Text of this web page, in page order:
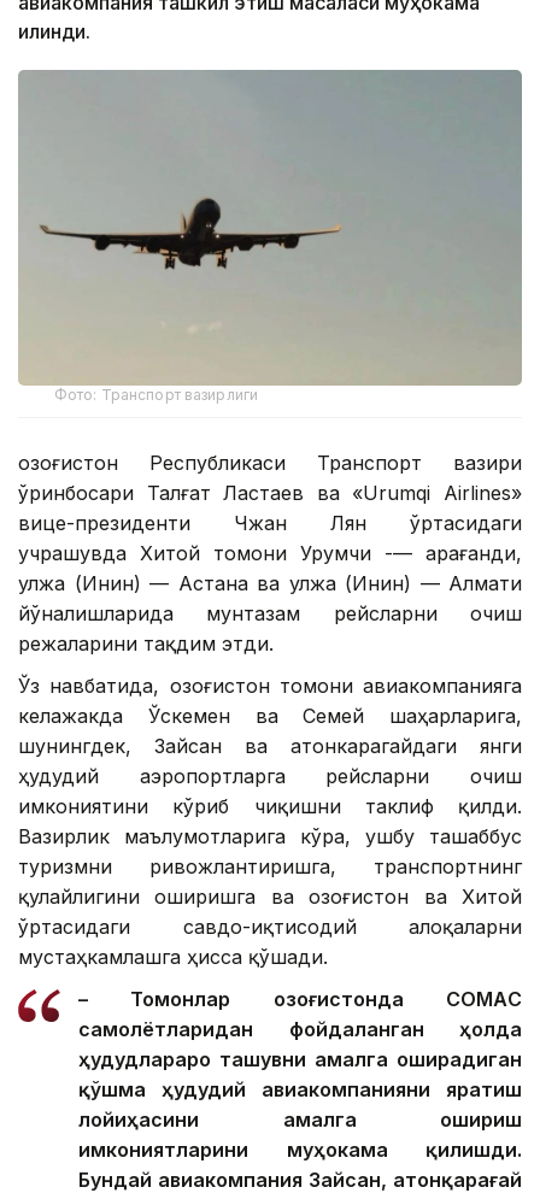
қилинди.
Фото: Транспорт вазирлиги
Қозоғистон Республикаси Транспорт вазири
ўринбосари Талғат Ластаев ва «Urumqi Airlines»
вице-президенти Чжан Лян ўртасидаги
учрашувда Хитой томони Урумчи -— Қарағанди,
Қулжа (Инин) — Астана ва Қулжа (Инин) — Алмати
йўналишларида мунтазам рейсларни очиш
режаларини тақдим этди.
Ўз навбатида, Қозоғистон томони авиакомпанияга
келажакда Ўскемен ва Семей шаҳарларига,
шунингдек, Зайсан ва Қатонкарагайдаги янги
ҳудудий аэропортларга рейсларни очиш
имкониятини кўриб чиқишни таклиф қилди.
Вазирлик маълумотларига кўра, ушбу ташаббус
туризмни ривожлантиришга, транспортнинг
қулайлигини оширишга ва Қозоғистон ва Хитой
ўртасидаги савдо-иқтисодий алоқаларни
мустаҳкамлашга ҳисса қўшади.
– Томонлар Қозоғистонда CОМАC
самолётларидан фойдаланган ҳолда
ҳудудлараро ташувни амалга оширадиган
қўшма ҳудудий авиакомпанияни яратиш
лойиҳасини амалга ошириш
имкониятларини муҳокама қилишди.
Бундай авиакомпания Зайсан, Қатонқарағай